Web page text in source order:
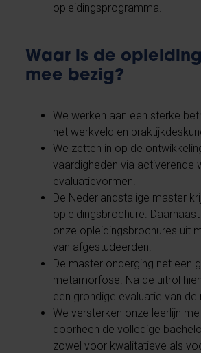
opleidingsprogramma.
Waar is de
mee bezig?
We werken aan een sterke
het werkveld en
We zetten in op de
vaardigheden via activerende
evaluatievormen.
De Nederlandstalige master
opleidingsbrochure.
onze opleidingsbrochures uit
van afgestudeerden.
De master onderging net een
metamorfose. Na de uitrol
een grondige evaluatie van de
We versterken onze leerlijn
doorheen de volledige
zowel voor kwalitatieve als